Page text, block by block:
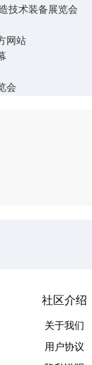
技术装备展览会
网站
会
社区介绍
关于我们
用户协议